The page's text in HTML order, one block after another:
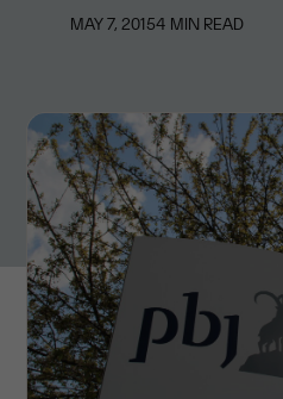
MAY 7, 20154 MIN READ